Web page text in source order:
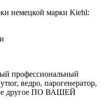
немецкой марки Kiehl:
профессиональный
ведро, парогенератор,
другое ПО ВАШЕЙ